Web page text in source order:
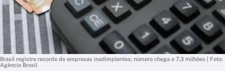
Brasil registra recorde de empresas inadimplentes; número chega a 7,3 milhões | Foto:
Agência Brasil